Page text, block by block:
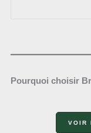
Pourquoi choisir
VOIR